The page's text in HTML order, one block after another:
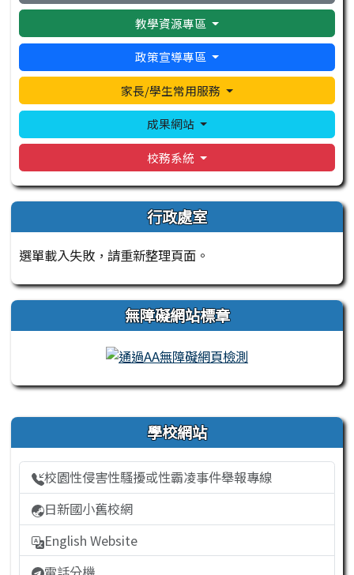
教學資源專區
政策宣導專區
家長/學生常用服務
成果網站
校務系統
行政處室
選單載入失敗，請重新整理頁面。
無障礙網站標章
右邊區域內容 學校網站
校園性侵害性騷擾或性霸凌事件舉報專線
日新國小舊校網
English Website